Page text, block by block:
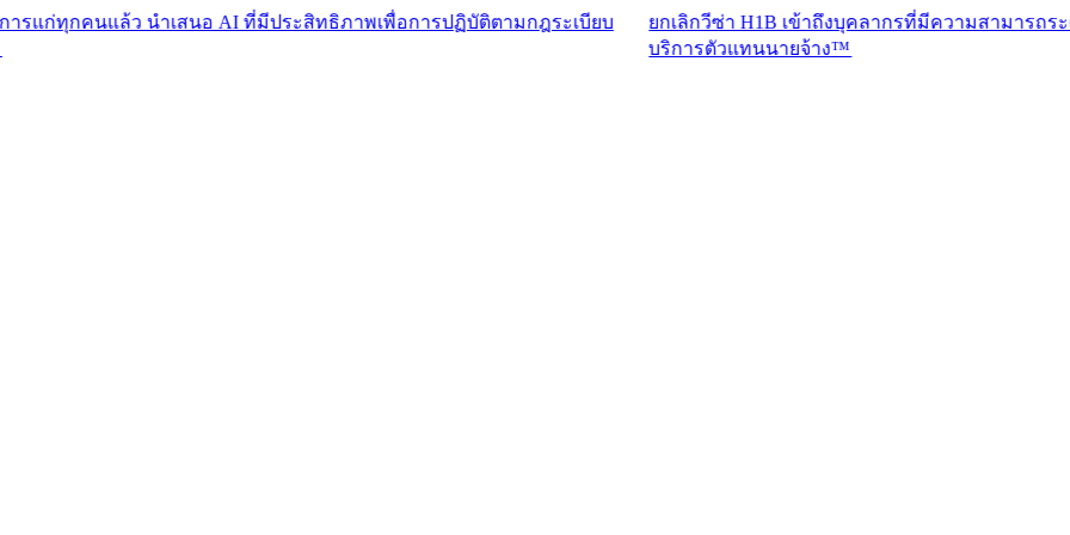
แล้ว นำเสนอ AI ที่มีประสิทธิภาพเพื่อการปฏิบัติตามกฎระเบียบ
ยกเลิกวีซ่า H1B เข้าถึงบุคลากรที่มีความสามารถระดับสูงด้วย
บริการตัวแทนนายจ้าง™​​